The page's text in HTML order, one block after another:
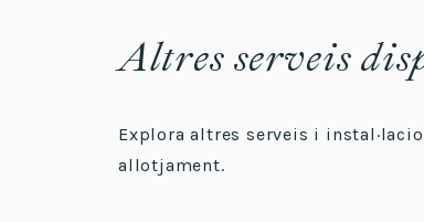
Altres serveis
Explora altres serveis i
allotjament.